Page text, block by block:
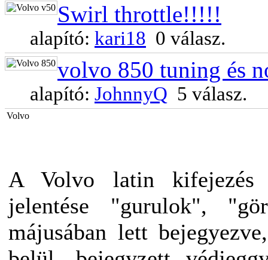
Swirl throttle!!!!!
alapító: kari18 0 válasz.
volvo 850 tuning és
alapító: JohnnyQ 5 válasz.
Volvo
A Volvo latin kifejezés
jelentése "gurulok",
májusában lett